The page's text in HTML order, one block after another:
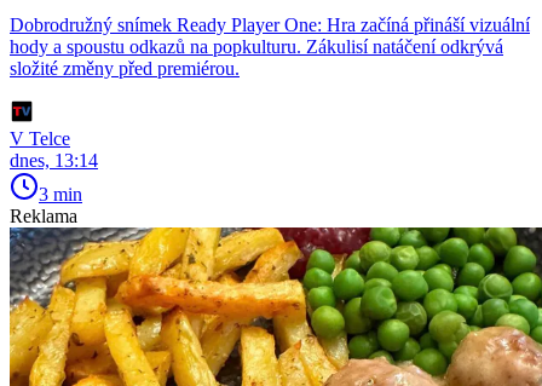
Dobrodružný snímek Ready Player One: Hra začíná přináší vizuální
hody a spoustu odkazů na popkulturu. Zákulisí natáčení odkrývá
složité změny před premiérou.
V Telce
dnes, 13:14
3 min
Reklama